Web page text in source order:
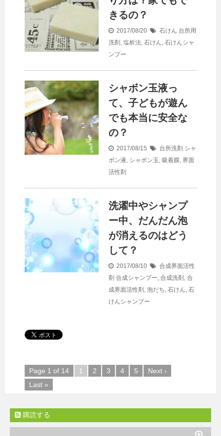
きるの？
2017/08/20 石けん 台所用
洗剤 , 塩析法, 石けん, 石けんシャ
ンプー
シャボン玉液っ
て、子どもが遊ん
でも本当に安全な
の？
2017/08/15 台所洗剤 シャ
ボン液, シャボン玉, 吸着膜, 界面
活性剤
洗濯中やシャンプ
ー中、だんだん泡
が消えるのはどう
して？
2017/08/10
合成界面活性
剤 合成シャンプー, 合成洗剤 , 合
成界面活性剤 , 泡だち, 石けん, 石
けんシャンプー
Page 1 of 14 1 2 3 4 5
Next ›
Last »
購読する